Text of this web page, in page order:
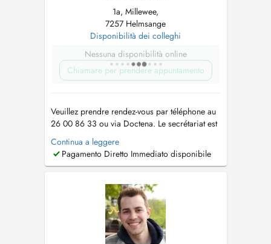
1a, Millewee,
7257 Helmsange
Disponibilità dei colleghi
Nessuna disponibilità online
Chiamare per prendere appuntamento
Veuillez prendre rendez-vous par téléphone au
26 00 86 33 ou via Doctena. Le secrétariat est
ouvert du lundi au vendredi de 7h30 à 11h30 et
le mercredi de 13h à 17h au +352 26 00 86
33. Toutes les disponibilités ne sont pas en
aux patients habitue...
Continua a leggere
Pagamento Diretto Immediato disponibile